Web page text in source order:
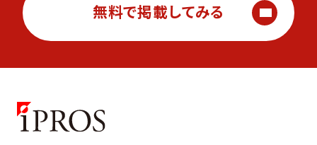
無料で掲載してみる